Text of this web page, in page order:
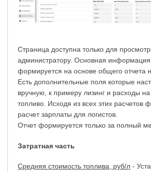
Страница доступна только для
администратору. Основная информация
формируется на основе общего отчета
Есть дополнительные поля которые
вручную, к примеру лизинг и расходы
топливо. Исходя из всех этих расчетов
расчет зарплаты для логистов.
Отчет формируется только за полный
Затратная часть
Средняя стоимость топлива, руб/л -